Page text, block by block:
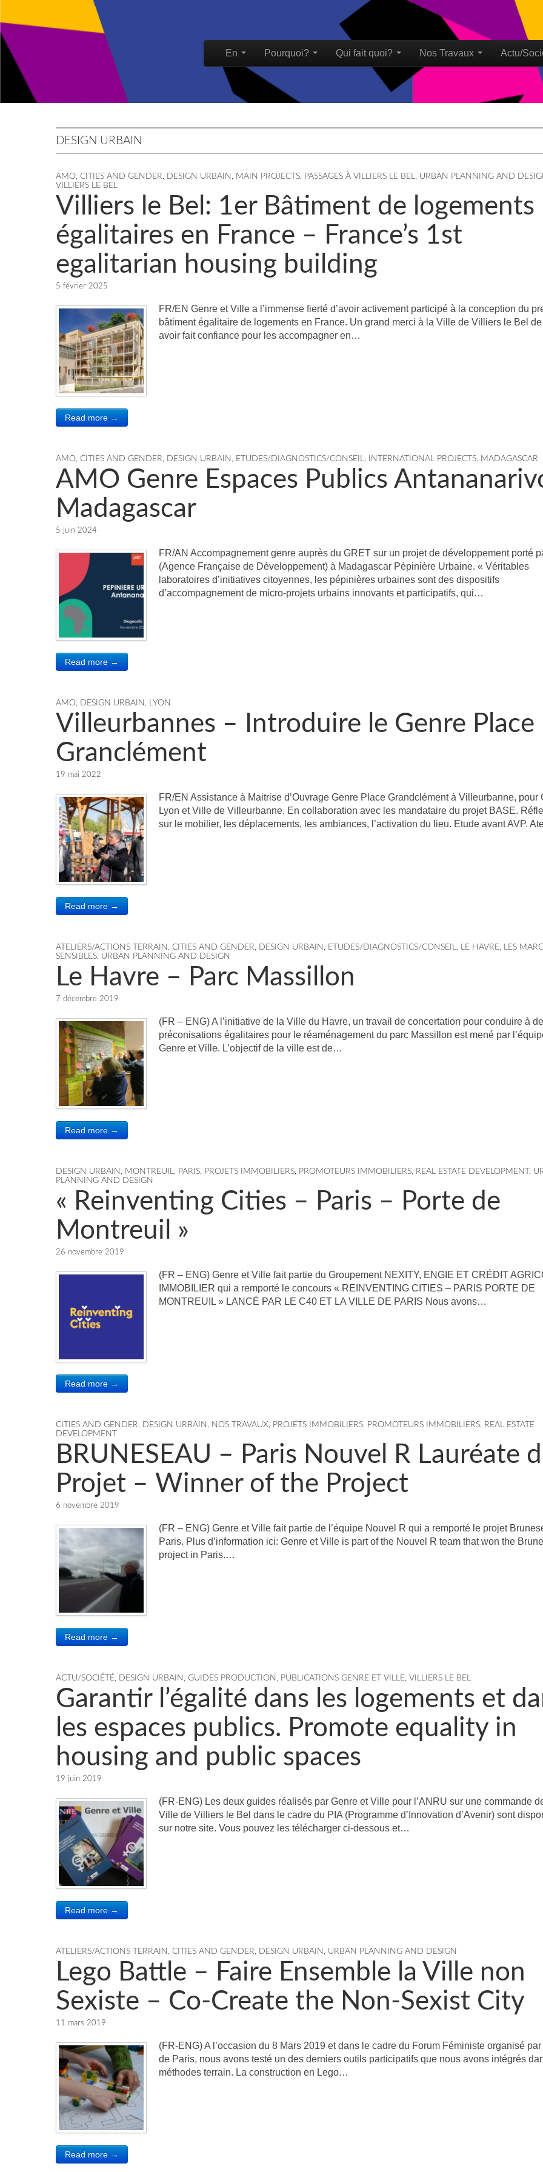
Main menu
En Pourquoi? Qui fait quoi? Nos Travaux Actu/
DESIGN URBAIN
AMO, CITIES AND GENDER, DESIGN URBAIN , MAIN PROJECTS, PASSAGES À VILLIERS LE BEL, URBAN PLANNING AND
VILLIERS LE BEL
Villiers le Bel: 1er Bâtiment de logements
égalitaires en France – France’s 1st
egalitarian housing building
5 février 2025
FR/EN Genre et Ville a l’immense fierté d’avoir activement participé à la conception du
bâtiment égalitaire de logements en France. Un grand merci à la Ville de Villiers le Bel
avoir fait confiance pour les accompagner en…
Read more →
AMO, CITIES AND GENDER, DESIGN URBAIN , ETUDES/DIAGNOSTICS/CONSEIL, INTERNATIONAL PROJECTS, MADAGASCAR
AMO Genre Espaces Publics
Madagascar
5 juin 2024
FR/AN Accompagnement genre auprès du GRET sur un projet de développement porté
(Agence Française de Développement) à Madagascar Pépinière Urbaine. « Véritables
laboratoires d’initiatives citoyennes, les pépinières urbaines sont des dispositifs
d’accompagnement de micro-projets urbains innovants et participatifs, qui…
Read more →
AMO, DESIGN URBAIN , LYON
Villeurbannes – Introduire le Genre Place
Granclément
19 mai 2022
FR/EN Assistance à Maitrise d’Ouvrage Genre Place Grandclément à Villeurbanne, pour
Lyon et Ville de Villeurbanne. En collaboration avec les mandataire du projet BASE.
sur le mobilier, les déplacements, les ambiances, l’activation du lieu. Etude avant AVP.
Read more →
ATELIERS/ACTIONS TERRAIN , CITIES AND GENDER, DESIGN URBAIN , ETUDES/DIAGNOSTICS/CONSEIL, LE HAVRE, LES
SENSIBLES, URBAN PLANNING AND DESIGN
Le Havre – Parc Massillon
7 décembre 2019
(FR – ENG) A l’initiative de la Ville du Havre, un travail de concertation pour conduire à
préconisations égalitaires pour le réaménagement du parc Massillon est mené par
Genre et Ville. L’objectif de la ville est de…
Read more →
DESIGN URBAIN , MONTREUIL, PARIS, PROJETS IMMOBILIERS, PROMOTEURS IMMOBILIERS, REAL ESTATE DEVELOPMENT ,
PLANNING AND DESIGN
« Reinventing Cities – Paris – Porte de
Montreuil »
26 novembre 2019
(FR – ENG) Genre et Ville fait partie du Groupement NEXITY, ENGIE ET CRÉDIT
IMMOBILIER qui a remporté le concours « REINVENTING CITIES – PARIS PORTE DE
MONTREUIL » LANCÉ PAR LE C40 ET LA VILLE DE PARIS Nous avons…
Read more →
CITIES AND GENDER, DESIGN URBAIN , NOS TRAVAUX, PROJETS IMMOBILIERS, PROMOTEURS IMMOBILIERS, REAL ESTATE
DEVELOPMENT
BRUNESEAU – Paris Nouvel R Lauréate
Projet – Winner of the Project
6 novembre 2019
(FR – ENG) Genre et Ville fait partie de l’équipe Nouvel R qui a remporté le projet
Paris. Plus d’information ici: Genre et Ville is part of the Nouvel R team that won the
project in Paris.…
Read more →
ACTU/SOCIÉTÉ, DESIGN URBAIN , GUIDES PRODUCTION , PUBLICATIONS GENRE ET VILLE, VILLIERS LE BEL
Garantir l’égalité dans les logements et
les espaces publics. Promote equality in
housing and public spaces
19 juin 2019
(FR-ENG) Les deux guides réalisés par Genre et Ville pour l’ANRU sur une commande
Ville de Villiers le Bel dans le cadre du PIA (Programme d’Innovation d’Avenir) sont
sur notre site. Vous pouvez les télécharger ci-dessous et…
Read more →
ATELIERS/ACTIONS TERRAIN , CITIES AND GENDER, DESIGN URBAIN , URBAN PLANNING AND DESIGN
Lego Battle – Faire Ensemble la Ville non
Sexiste – Co-Create the Non-Sexist City
11 mars 2019
(FR-ENG) A l’occasion du 8 Mars 2019 et dans le cadre du Forum Féministe organisé
de Paris, nous avons testé un des derniers outils participatifs que nous avons intégrés
méthodes terrain. La construction en Lego…
Read more →